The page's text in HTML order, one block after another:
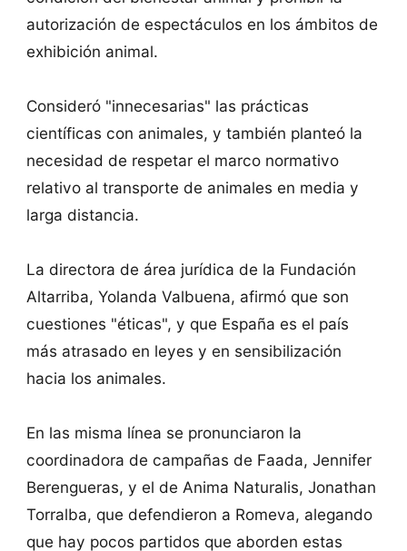
autorización de espectáculos en los ámbitos de
exhibición animal.
Consideró "innecesarias" las prácticas
científicas con animales, y también planteó la
necesidad de respetar el marco normativo
relativo al transporte de animales en media y
larga distancia.
La directora de área jurídica de la Fundación
Altarriba, Yolanda Valbuena, afirmó que son
cuestiones "éticas", y que España es el país
más atrasado en leyes y en sensibilización
hacia los animales.
En las misma línea se pronunciaron la
coordinadora de campañas de Faada, Jennifer
Berengueras, y el de Anima Naturalis, Jonathan
Torralba, que defendieron a Romeva, alegando
que hay pocos partidos que aborden estas